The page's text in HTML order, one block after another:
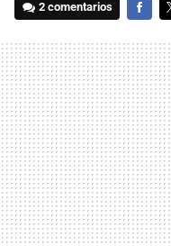
2 comentarios